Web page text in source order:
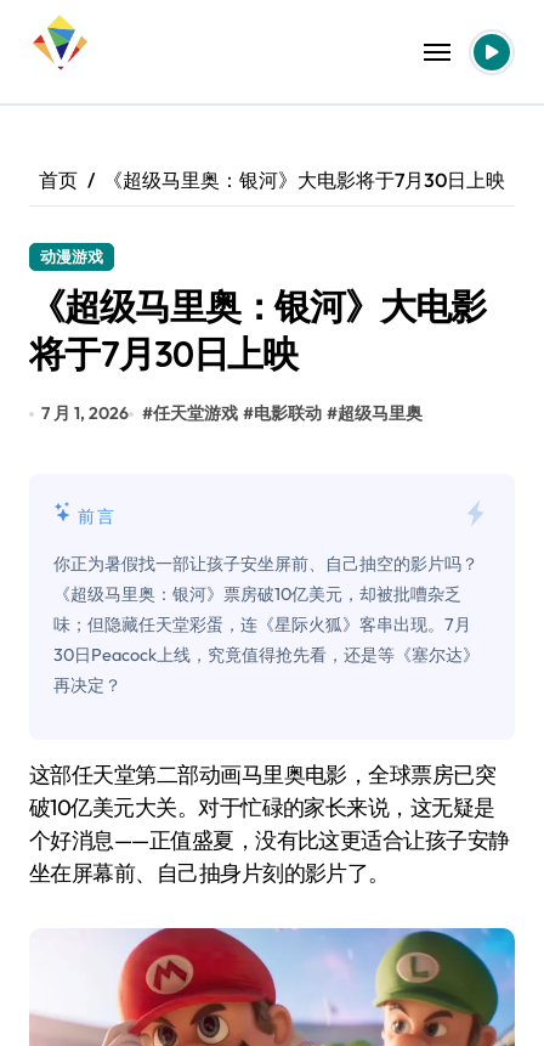
首页 《超级马里奥：银河》大电影将于7月30日上映
动漫游戏
《超级马里奥：银河》大电影
将于7月30日上映
7 月 1, 2026 #任天堂游戏 #电影联动 #超级马里奥
前言
你正为暑假找一部让孩子安坐屏前、自己抽空的影片吗？
《超级马里奥：银河》票房破10亿美元，却被批嘈杂乏
味；但隐藏任天堂彩蛋，连《星际火狐》客串出现。7月
30日Peacock上线，究竟值得抢先看，还是等《塞尔达》
再决定？
这部任天堂第二部动画马里奥电影，全球票房已突
破10亿美元大关。对于忙碌的家长来说，这无疑是
个好消息——正值盛夏，没有比这更适合让孩子安静
坐在屏幕前、自己抽身片刻的影片了。